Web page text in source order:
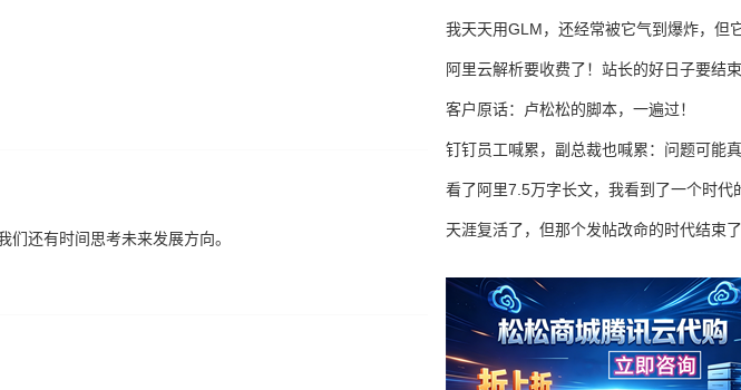
还有时间思考未来发展方向。
我天天用GLM，还经常被它气到爆炸，但
16万亿
阿里云解析要收费了！站长的好日子要结
客户原话：卢松松的脚本，一遍过！
钉钉员工喊累，副总裁也喊累：问题可能
了
看了阿里7.5万字长文，我看到了一个时代
天涯复活了，但那个发帖改命的时代结束了